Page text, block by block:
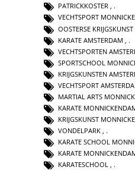
PATRICKKOSTER ,
VECHTSPORT
OOSTERSE
KARATE AMSTERDAM
VECHTSPORTEN
SPORTSCHOOL
KRIJGSKUNSTEN
VECHTSPORT
MARTIAL ARTS
KARATE
KRIJGSKUNST
VONDELPARK ,
KARATE SCHOOL
KARATE
KARATESCHOOL ,